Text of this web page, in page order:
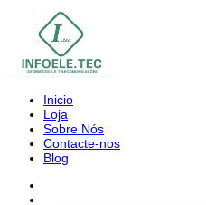
Inicio
Loja
Sobre Nós
Contacte-nos
Blog